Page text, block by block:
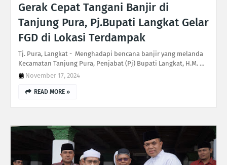
Gerak Cepat Tangani Banjir di
Tanjung Pura, Pj.Bupati Langkat Gelar
FGD di Lokasi Terdampak
Tj. Pura, Langkat - Menghadapi bencana banjir yang melanda
Kecamatan Tanjung Pura, Penjabat (Pj) Bupati Langkat, H.M. …
November 17, 2024
READ MORE »